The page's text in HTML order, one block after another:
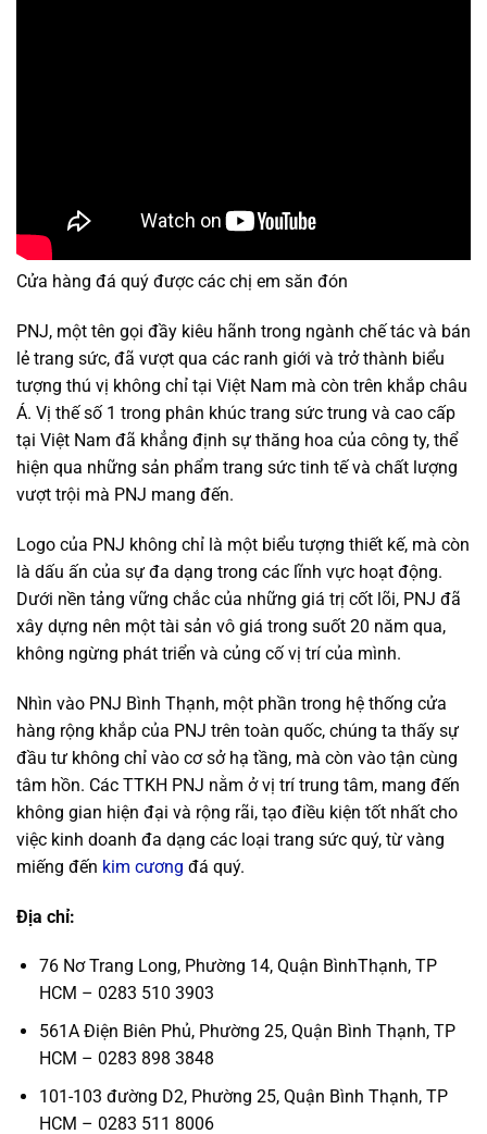
Cửa hàng đá quý được các chị em săn đón
PNJ, một tên gọi đầy kiêu hãnh trong ngành chế tác và bán
lẻ trang sức, đã vượt qua các ranh giới và trở thành biểu
tượng thú vị không chỉ tại Việt Nam mà còn trên khắp châu
Á. Vị thế số 1 trong phân khúc trang sức trung và cao cấp
tại Việt Nam đã khẳng định sự thăng hoa của công ty, thể
hiện qua những sản phẩm trang sức tinh tế và chất lượng
vượt trội mà PNJ mang đến.
Logo của PNJ không chỉ là một biểu tượng thiết kế, mà còn
là dấu ấn của sự đa dạng trong các lĩnh vực hoạt động.
Dưới nền tảng vững chắc của những giá trị cốt lõi, PNJ đã
xây dựng nên một tài sản vô giá trong suốt 20 năm qua,
không ngừng phát triển và củng cố vị trí của mình.
Nhìn vào PNJ Bình Thạnh, một phần trong hệ thống cửa
hàng rộng khắp của PNJ trên toàn quốc, chúng ta thấy sự
đầu tư không chỉ vào cơ sở hạ tầng, mà còn vào tận cùng
tâm hồn. Các TTKH PNJ nằm ở vị trí trung tâm, mang đến
không gian hiện đại và rộng rãi, tạo điều kiện tốt nhất cho
việc kinh doanh đa dạng các loại trang sức quý, từ vàng
miếng đến kim cương đá quý.
Địa chỉ:
76 Nơ Trang Long, Phường 14, Quận BìnhThạnh, TP
HCM – 0283 510 3903
561A Điện Biên Phủ, Phường 25, Quận Bình Thạnh, TP
HCM – 0283 898 3848
101-103 đường D2, Phường 25, Quận Bình Thạnh, TP
HCM – 0283 511 8006